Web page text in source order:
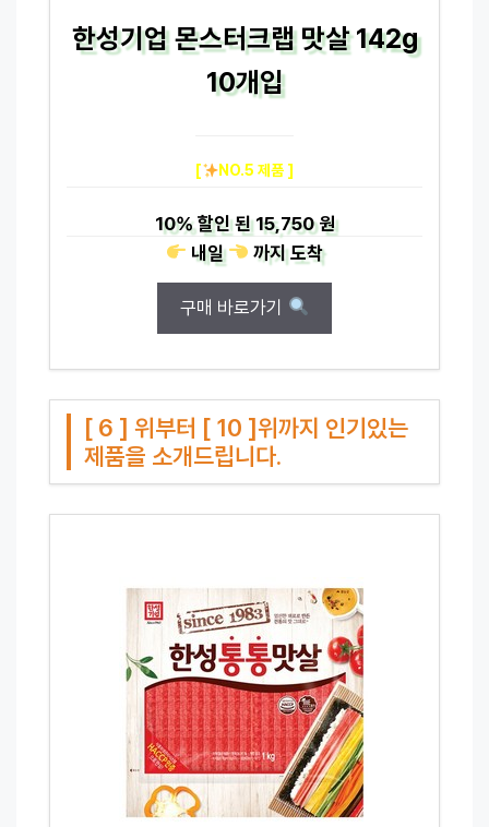
한성기업 몬스터크랩 맛살 142g
10개입
[ NO.5 제품 ]
10%할인 된15,750 원
내일
까지도착
구매 바로가기
[ 6 ] 위부터 [ 10 ]위까지 인기있는
제품을 소개드립니다.